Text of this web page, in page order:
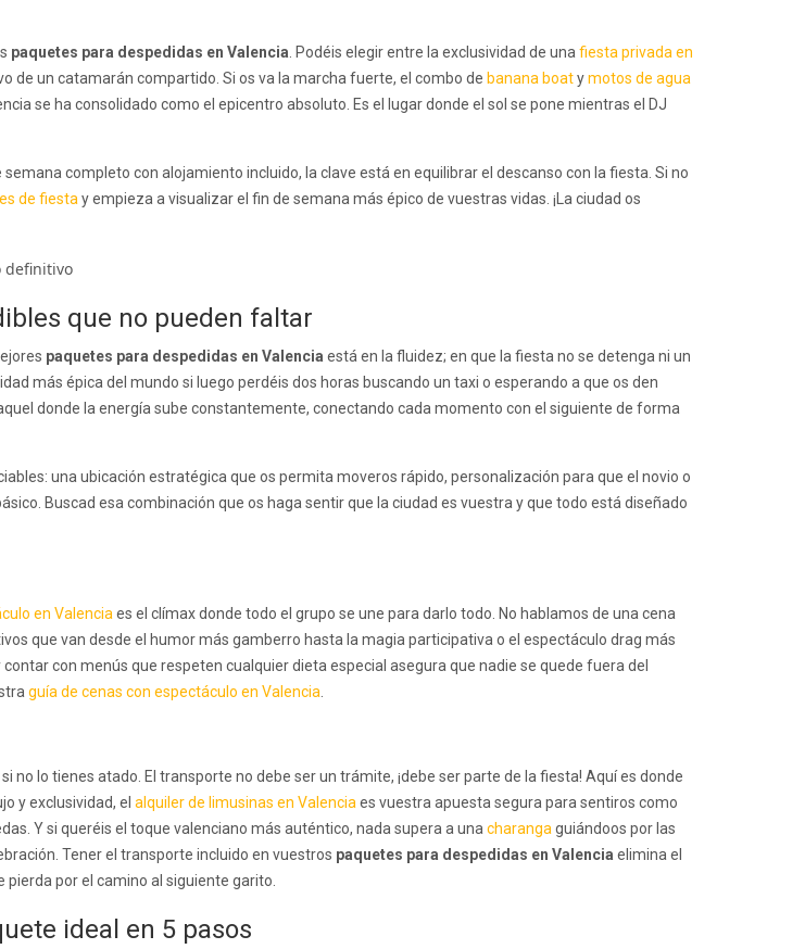
paquetes para despedidas en Valencia. Podéis elegir entre la exclusividad de unafiesta privada en
de un catamarán compartido. Si os va la marcha fuerte, el combo de banana boatymotos de agua
se ha consolidado como el epicentro absoluto. Es el lugar donde el sol se pone mientras el DJ
completo con alojamiento incluido, la clave está en equilibrar el descanso con la fiesta. Si no
de fiestay empieza a visualizar el fin de semana más épico de vuestras vidas. ¡La ciudad os
que no pueden faltar
paquetes para despedidas en Valencia está en la fluidez; en que la fiesta no se detenga ni un
más épica del mundo si luego perdéis dos horas buscando un taxi o esperando a que os den
donde la energía sube constantemente, conectando cada momento con el siguiente de forma
una ubicación estratégica que os permita moveros rápido, personalización para que el novio o
Buscad esa combinación que os haga sentir que la ciudad es vuestra y que todo está diseñado
en Valencia es el clímax donde todo el grupo se une para darlo todo. No hablamos de una cena
que van desde el humor más gamberro hasta la magia participativa o el espectáculo drag más
con menús que respeten cualquier dieta especial asegura que nadie se quede fuera del
guía de cenas con espectáculo en Valencia
lo tienes atado. El transporte no debe ser un trámite, ¡debe ser parte de la fiesta! Aquí es donde
y exclusividad, el alquiler de limusinas en Valencia es vuestra apuesta segura para sentiros como
Y si queréis el toque valenciano más auténtico, nada supera a una charanga guiándoos por las
Tener el transporte incluido en vuestros paquetes para despedidas en Valencia elimina el
por el camino al siguiente garito.
ideal en 5 pasos